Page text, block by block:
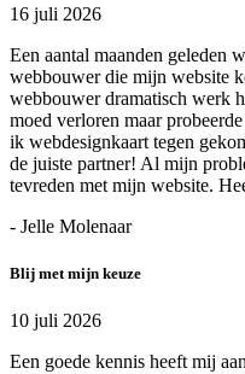
16 juli 2026
Een aantal maanden geleden
webbouwer die mijn website
webbouwer dramatisch werk
moed verloren maar
ik webdesignkaart tegen
de juiste partner! Al mijn
tevreden met mijn website.
- Jelle Molenaar
Blij met mijn keuze
10 juli 2026
Een goede kennis heeft mij